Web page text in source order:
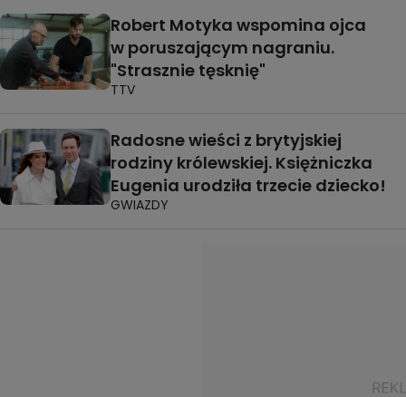
Robert Motyka wspomina ojca
w poruszającym nagraniu.
"Strasznie tęsknię"
TTV
Radosne wieści z brytyjskiej
rodziny królewskiej. Księżniczka
Eugenia urodziła trzecie dziecko!
GWIAZDY